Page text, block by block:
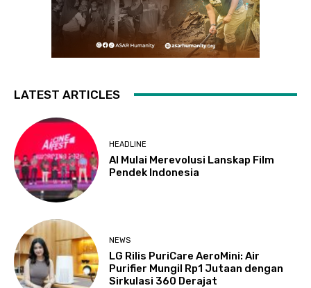
LATEST ARTICLES
HEADLINE
AI Mulai Merevolusi Lanskap Film
Pendek Indonesia
NEWS
LG Rilis PuriCare AeroMini: Air
Purifier Mungil Rp1 Jutaan dengan
Sirkulasi 360 Derajat